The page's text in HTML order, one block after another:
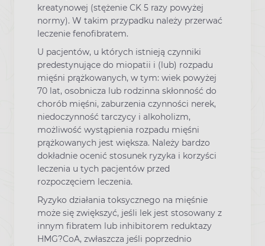
kreatynowej (stężenie CK 5 razy powyżej
normy). W takim przypadku należy przerwać
leczenie fenofibratem.
U pacjentów, u których istnieją czynniki
predestynujące do miopatii i (lub) rozpadu
mięśni prążkowanych, w tym: wiek powyżej
70 lat, osobnicza lub rodzinna skłonność do
chorób mięśni, zaburzenia czynności nerek,
niedoczynność tarczycy i alkoholizm,
możliwość wystąpienia rozpadu mięśni
prążkowanych jest większa. Należy bardzo
dokładnie ocenić stosunek ryzyka i korzyści
leczenia u tych pacjentów przed
rozpoczęciem leczenia.
Ryzyko działania toksycznego na mięśnie
może się zwiększyć, jeśli lek jest stosowany z
innym fibratem lub inhibitorem reduktazy
HMG?CoA, zwłaszcza jeśli poprzednio